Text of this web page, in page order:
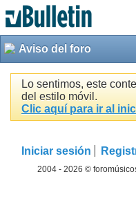
Aviso del foro
Lo sentimos, este
del estilo móvil.
Clic aquí para ir al
Iniciar sesión
2004 - 2026 ©